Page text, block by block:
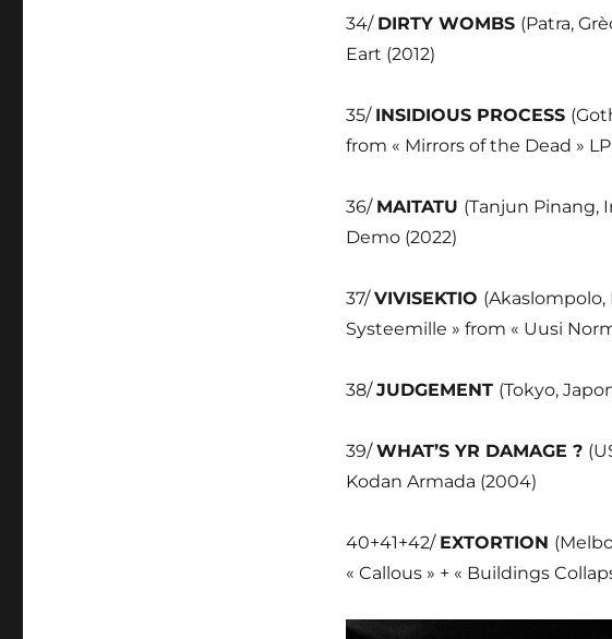
34/ DIRTY WOMBS (Patra,
Eart (2012)
35/ INSIDIOUS PROCESS
from « Mirrors of the Dead » LP
36/ MAITATU (Tanjun Pinang,
Demo (2022)
37/VIVISEKTIO
Systeemille » from « Uusi
38/JUDGEMENT (Tokyo,
39/WHAT’S YR DAMAGE ?
Kodan Armada (2004)
40+41+42/ EXTORTION
« Callous » + « Buildings